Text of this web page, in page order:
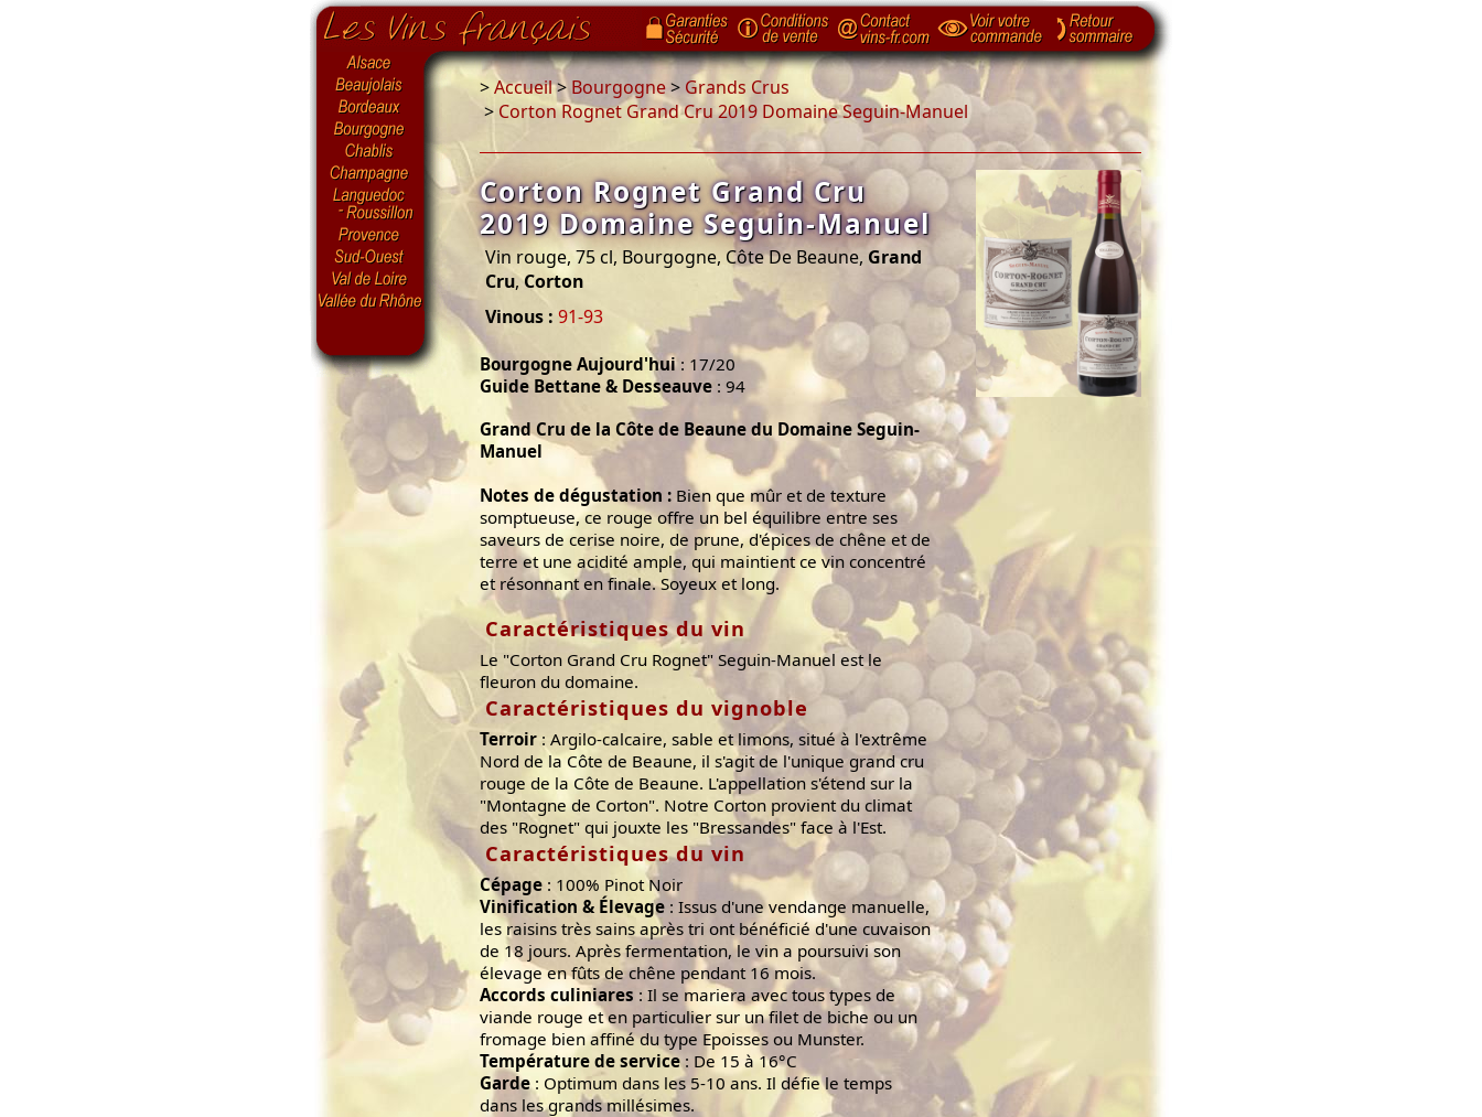
>Accueil>Bourgogne> Grands Crus
> Corton Rognet Grand Cru 2019 Domaine Seguin-Manuel
Corton Rognet Grand Cru
2019 Domaine Seguin-Manuel
Vin rouge, 75 cl, Bourgogne, Côte De Beaune, Grand
Cru,Corton
Vinous : 91-93
Bourgogne Aujourd'hui: 17/20
Guide Bettane & Desseauve : 94
Grand Cru de la Côte de Beaune du Domaine Seguin-
Manuel
Notes de dégustation : Bien que mûr et de texture
somptueuse, ce rouge offre un bel équilibre entre ses
saveurs de cerise noire, de prune, d'épices de chêne et de
terre et une acidité ample, qui maintient ce vin concentré
et résonnant en finale. Soyeux et long.
Caractéristiques du vin
Le "Corton Grand Cru Rognet" Seguin-Manuel est le
fleuron du domaine.
Caractéristiques du vignoble
Terroir : Argilo-calcaire, sable et limons, situé à l'extrême
Nord de la Côte de Beaune, il s'agit de l'unique grand cru
rouge de la Côte de Beaune. L'appellation s'étend sur la
"Montagne de Corton". Notre Corton provient du climat
des "Rognet" qui jouxte les "Bressandes" face à l'Est.
Caractéristiques du vin
Cépage : 100% Pinot Noir
Vinification & Élevage : Issus d'une vendange manuelle,
les raisins très sains après tri ont bénéficié d'une cuvaison
de 18 jours. Après fermentation, le vin a poursuivi son
élevage en fûts de chêne pendant 16 mois.
Accords culiniares : Il se mariera avec tous types de
viande rouge et en particulier sur un filet de biche ou un
fromage bien affiné du type Epoisses ou Munster.
Température de service : De 15 à 16°C
Garde : Optimum dans les 5-10 ans. Il défie le temps
dans les grands millésimes.